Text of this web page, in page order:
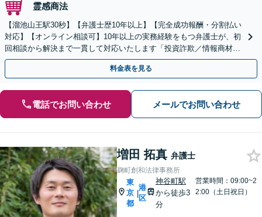
霊感商法
【溜池山王駅30秒】【弁護士歴10年以上】【完全成功報酬・分割払い
対応】【オンライン相談可】10年以上の実務経験をもつ弁護士が、初
回相談から解決まで一貫して対応いたします「投資詐欺／情報商材詐
欺／架空請求／出会い系詐欺など」【休日夜間対応】
料金表を見る
電話でお問い合わせ メールでお問い合わせ
増田 拓真 弁護士
麹町創和法律事務所
東
京
都
|
港
区
神谷町駅
から徒歩3
分
営業時間：09:00~2
2:00（土日祝日）